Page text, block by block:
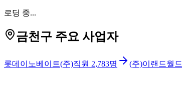
로딩 중...
금천구 주요 사업자
롯데이노베이트(주)직원 2,783명 (주)이랜드월드